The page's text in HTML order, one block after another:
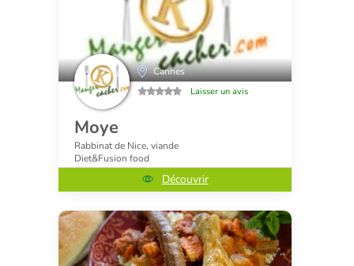
Cannes
Laisser un avis
Moye
Rabbinat de Nice, viande
Diet&Fusion food
Découvrir